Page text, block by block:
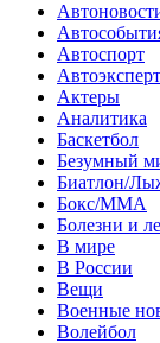
Автоспорт
Автоэксперт
Актеры
Аналитика
Баскетбол
Безумный
Биатлон/
Бокс/MMA
Болезни и
В мире
В России
Вещи
Военные
Волейбол